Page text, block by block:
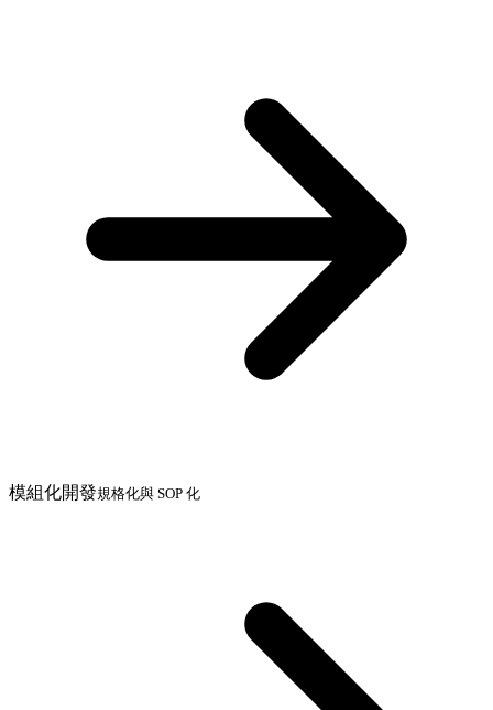
模組化開發規格化與 SOP 化